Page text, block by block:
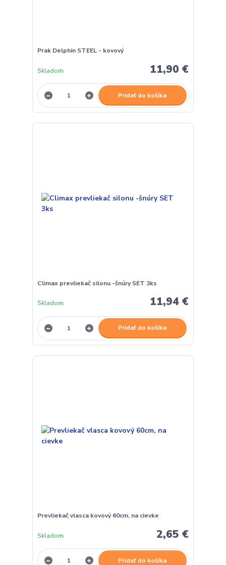
Prak Delphin STEEL - kovový
11,90 €
Skladom
Pridať do košíka
Climax prevliekač silonu -šnúry SET 3ks
11,94 €
Skladom
Pridať do košíka
Prevliekač vlasca kovový 60cm, na cievke
2,65 €
Skladom
Pridať do košíka